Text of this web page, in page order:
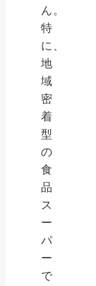
ん。
特
に、
地
域
密
着
型
の
食
品
ス
ー
パ
ー
で